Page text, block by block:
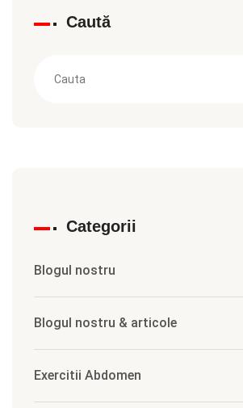
Caută
Categorii
Blogul nostru
Blogul nostru & articole
Exercitii Abdomen